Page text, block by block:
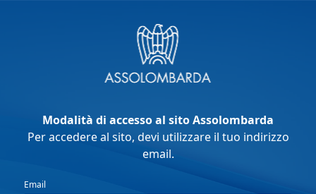
Modalità di accesso al sito Assolombarda
Per accedere al sito, devi utilizzare il tuo indirizzo
email.
Email